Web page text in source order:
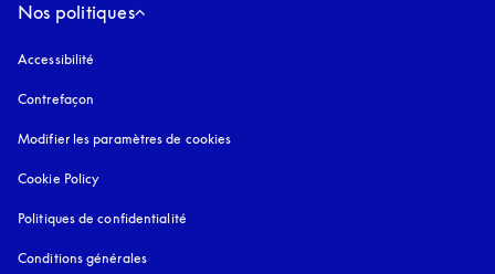
Nos politiques
Accessibilité
Contrefaçon
Modifier les paramètres de cookies
Cookie Policy
Politiques de confidentialité
Conditions générales